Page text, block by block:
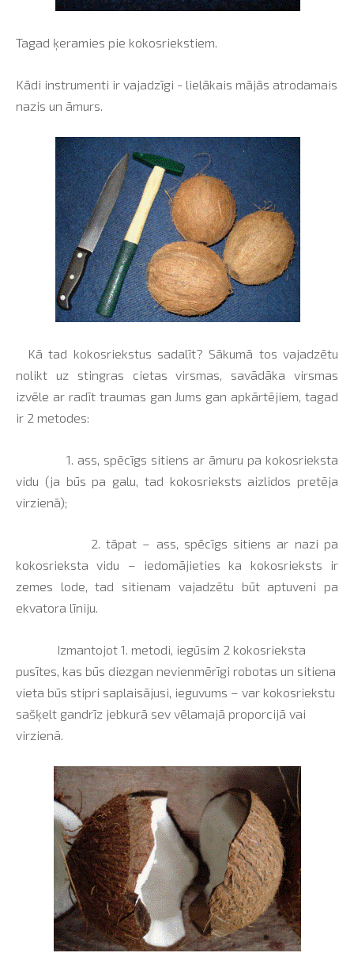
Tagad ķeramies pie kokosriekstiem.
Kādi instrumenti ir vajadzīgi - lielākais mājās atrodamais
nazis un āmurs.
Kā tad kokosriekstus sadalīt? Sākumā tos vajadzētu
nolikt uz stingras cietas virsmas, savādāka virsmas
izvēle ar radīt traumas gan Jums gan apkārtējiem, tagad
ir 2 metodes:
1. ass, spēcīgs sitiens ar āmuru pa kokosrieksta
vidu (ja būs pa galu, tad kokosrieksts aizlidos pretēja
virzienā);
2. tāpat – ass, spēcīgs sitiens ar nazi pa
kokosrieksta vidu – iedomājieties ka kokosrieksts ir
zemes lode, tad sitienam vajadzētu būt aptuveni pa
ekvatora līniju.
Izmantojot 1. metodi, iegūsim 2 kokosrieksta
pusītes, kas būs diezgan nevienmērīgi robotas un sitiena
vieta būs stipri saplaisājusi, ieguvums – var kokosriekstu
sašķelt gandrīz jebkurā sev vēlamajā proporcijā vai
virzienā.